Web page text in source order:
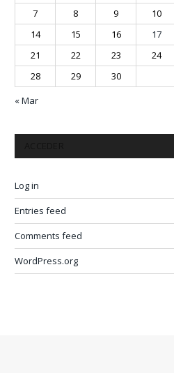
7
8 9 10
14
15 16 17
21
22 23 24
28
29
30
« Mar
Log in
Entries feed
Comments feed
WordPress.org